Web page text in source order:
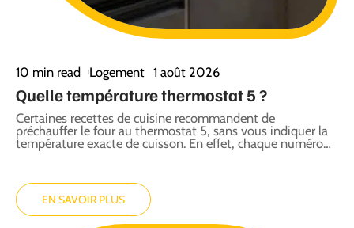
10 min read Logement 1 août 2026
Quelle température thermostat 5 ?
Certaines recettes de cuisine recommandent de
préchauffer le four au thermostat 5, sans vous indiquer la
température exacte de cuisson. En effet, chaque numéro…
EN SAVOIR PLUS